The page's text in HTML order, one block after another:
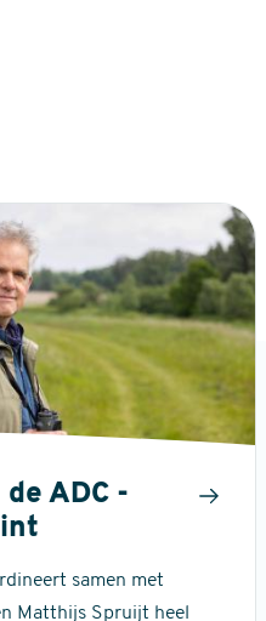
ADC -
samen met
Matthijs Spruijt heel